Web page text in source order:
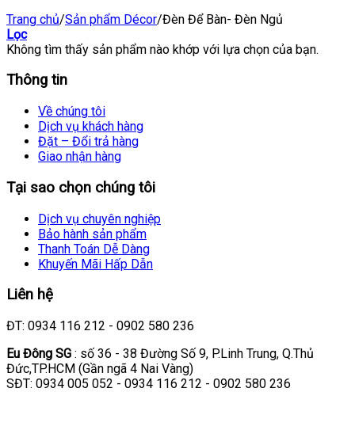
Trang chủ/Sản phẩm Décor/Đèn Để Bàn- Đèn Ngủ
Lọc
Không tìm thấy sản phẩm nào khớp với lựa chọn của bạn.
Thông tin
Về chúng tôi
Dịch vụ khách hàng
Đặt – Đổi trả hàng
Giao nhận hàng
Tại sao chọn chúng tôi
Dịch vụ chuyên nghiệp
Bảo hành sản phẩm
Thanh Toán Dễ Dàng
Khuyến Mãi Hấp Dẫn
Liên hệ
ĐT: 0934 116 212 - 0902 580 236
Eu Đông SG : số 36 - 38 Đường Số 9, P.Linh Trung, Q.Thủ
Đức,TP.HCM (Gần ngã 4 Nai Vàng)
SĐT: 0934 005 052 - 0934 116 212 - 0902 580 236